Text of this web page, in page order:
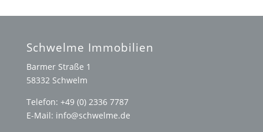
Schwelme Immobilien
Barmer Straße 1
58332 Schwelm
Telefon: +49 (0) 2336 7787
E-Mail: info@schwelme.de